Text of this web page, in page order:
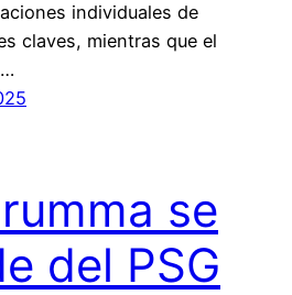
individuales de
claves, mientras que el
se
del PSG